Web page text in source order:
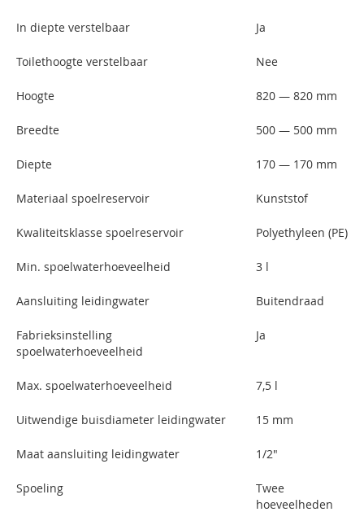
In diepte verstelbaar Ja
Toilethoogte verstelbaar Nee
Hoogte 820 — 820 mm
Breedte 500 — 500 mm
Diepte 170 — 170 mm
Materiaal spoelreservoir Kunststof
Kwaliteitsklasse spoelreservoir Polyethyleen (PE)
Min. spoelwaterhoeveelheid 3 l
Aansluiting leidingwater Buitendraad
Fabrieksinstelling
spoelwaterhoeveelheid
Ja
Max. spoelwaterhoeveelheid 7,5 l
Uitwendige buisdiameter leidingwater 15 mm
Maat aansluiting leidingwater 1/2"
Spoeling
Twee
hoeveelheden